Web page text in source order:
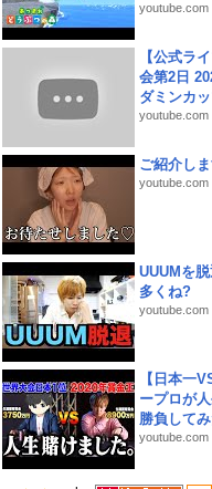
youtube.com
【公式ラ
会第2日
ダミンカ
youtube.com
ご紹介し
youtube.com
UUUMを
多くね?
youtube.com
【日本一
ープロが
勝負して
youtube.com